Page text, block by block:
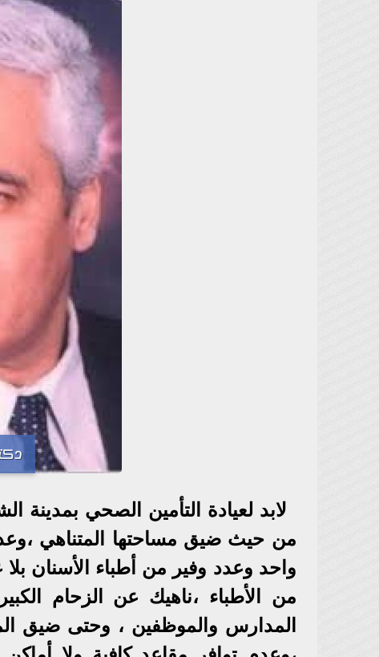
لابد لعيادة التأمين الصحي
من حيث ضيق مساحتها المتناهي
واحد وعدد وفير من أطباء الأسنان
من الأطباء ،ناهيك عن الزحام
المدارس والموظفين ، وحتى ضيق